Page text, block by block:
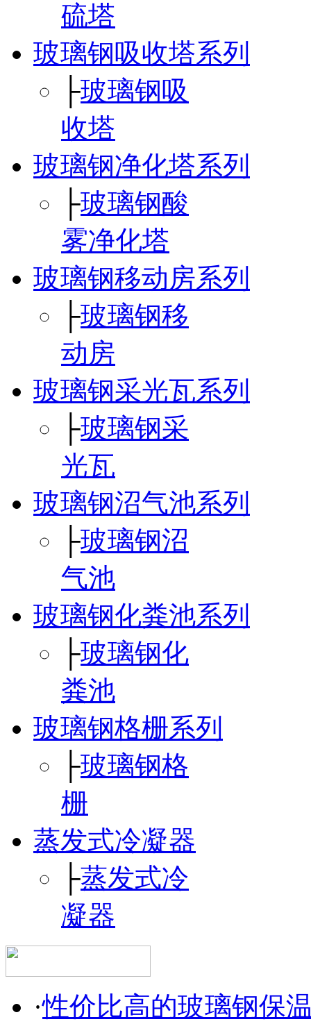
硫塔
玻璃钢吸收塔系列
├玻璃钢吸
收塔
玻璃钢净化塔系列
├玻璃钢酸
雾净化塔
玻璃钢移动房系列
├玻璃钢移
动房
玻璃钢采光瓦系列
├玻璃钢采
光瓦
玻璃钢沼气池系列
├玻璃钢沼
气池
玻璃钢化粪池系列
├玻璃钢化
粪池
玻璃钢格栅系列
├玻璃钢格
栅
蒸发式冷凝器
├蒸发式冷
凝器
·性价比高的玻璃钢保